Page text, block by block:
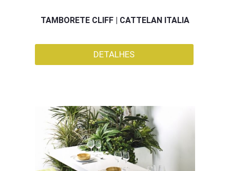
TAMBORETE CLIFF | CATTELAN ITALIA
DETALHES